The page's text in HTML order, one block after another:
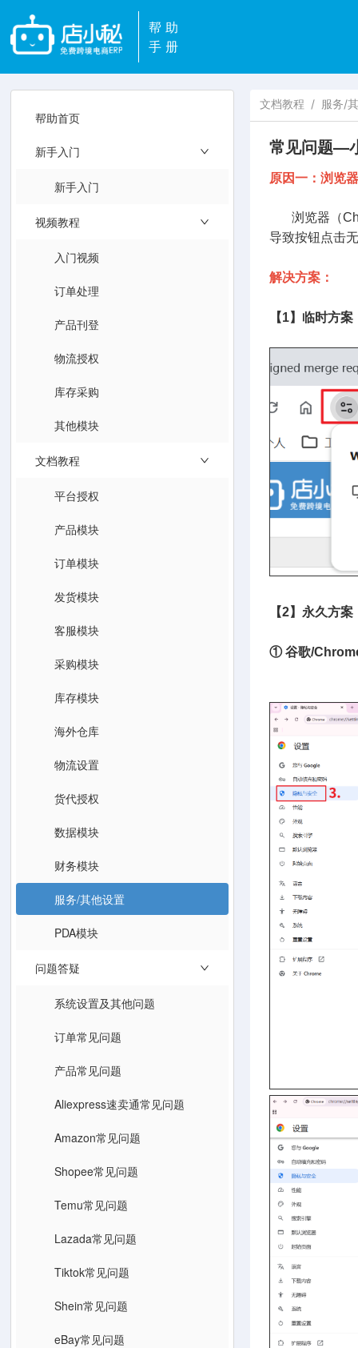
帮助
手册
帮助首页
新手入门
新手入门
视频教程
入门视频
订单处理
产品刊登
物流授权
库存采购
其他模块
文档教程
平台授权
产品模块
订单模块
发货模块
客服模块
采购模块
库存模块
海外仓库
物流设置
货代授权
数据模块
财务模块
服务/其他设置
PDA模块
问题答疑
系统设置及其他问题
订单常见问题
产品常见问题
Aliexpress速卖通常见问题
Amazon常见问题
Shopee常见问题
Temu常见问题
Lazada常见问题
Tiktok常见问题
Shein常见问题
eBay常见问题
文档教程 / 服务/
常见问题—
原因一：浏览
浏览器（
导致按钮点击
解决方案：
【1】临时方案
【2】永久方案
① 谷歌/